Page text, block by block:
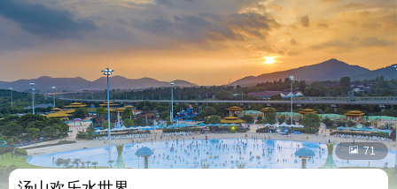
 71
